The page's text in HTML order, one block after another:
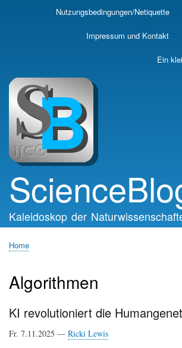
Skip
main
Nutzungsbedingungen/Netiquette
Impressum und Kontakt
Ein
Kaleidoskop der
Home
Algorithmen
KI revolutioniert die
Fr. 7.11.2025 — Ricki Lewis